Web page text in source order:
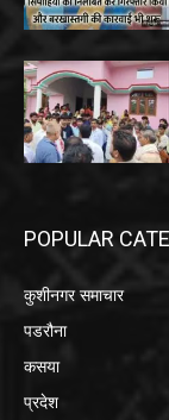
POPULAR
कुशीनगर समाचार
पडरौना
कसया
प्रदेश